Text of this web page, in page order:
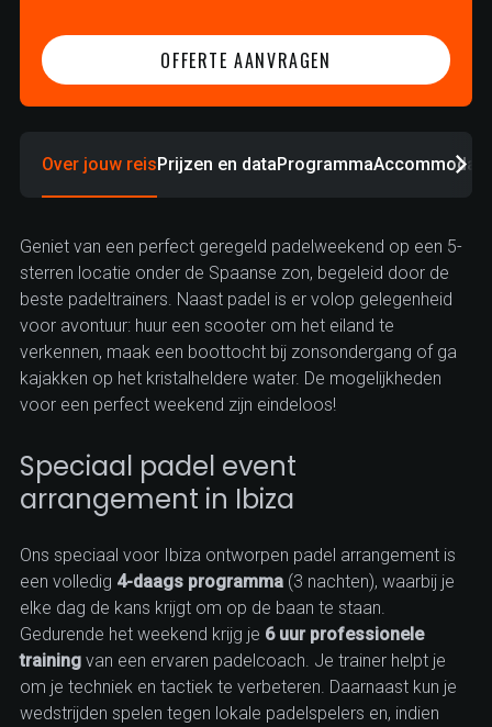
1/5
OFFERTE AANVRAGEN
Over jouw reisPrijzen en dataProgramma
Geniet van een perfect geregeld padelweekend op een 5-
sterren locatie onder de Spaanse zon, begeleid door de
beste padeltrainers. Naast padel is er volop gelegenheid
voor avontuur: huur een scooter om het eiland te
verkennen, maak een boottocht bij zonsondergang of ga
kajakken op het kristalheldere water. De mogelijkheden
voor een perfect weekend zijn eindeloos!
Speciaal padel event
arrangement in Ibiza
Ons speciaal voor Ibiza ontworpen padel arrangement is
een volledig 4-daags programma(3 nachten), waarbij je
elke dag de kans krijgt om op de baan te staan.
Gedurende het weekend krijg je 6 uur professionele
trainingvan een ervaren padelcoach. Je trainer helpt je
om je techniek en tactiek te verbeteren. Daarnaast kun je
wedstrijden spelen tegen lokale padelspelers en, indien